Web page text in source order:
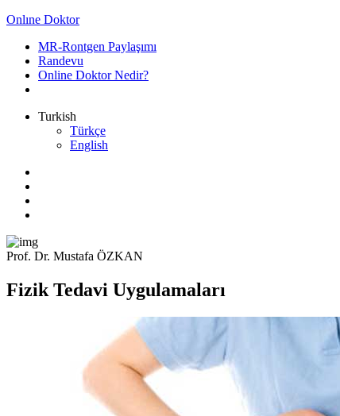
Onlıne Doktor
MR-Rontgen Paylaşımı
Randevu
Online Doktor Nedir?
Turkish
Türkçe
English
Prof. Dr. Mustafa ÖZKAN
Fizik Tedavi Uygulamaları